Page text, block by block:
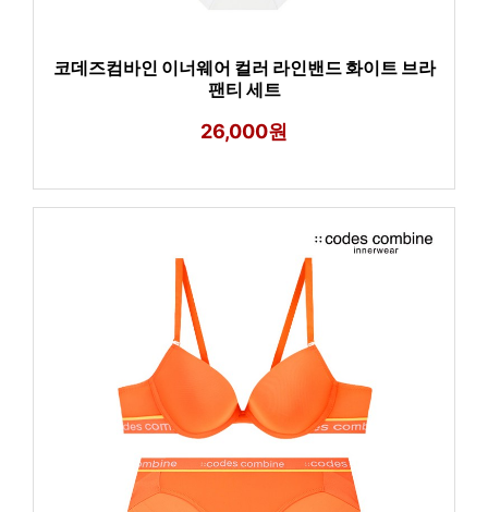
코데즈컴바인 이너웨어 컬러 라인밴드 화이트 브라
팬티 세트
26,000원